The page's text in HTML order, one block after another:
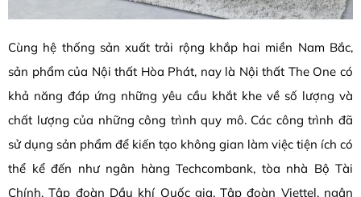
Cùng hệ thống sản xuất trải rộng khắp hai miền Nam Bắc,
sản phẩm của Nội thất Hòa Phát, nay là Nội thất The One có
khả năng đáp ứng những yêu cầu khắt khe về số lượng và
chất lượng của những công trình quy mô. Các công trình đã
sử dụng sản phẩm để kiến tạo không gian làm việc tiện ích có
thể kể đến như ngân hàng Techcombank, tòa nhà Bộ Tài
Chính, Tập đoàn Dầu khí Quốc gia, Tập đoàn Viettel, ngân